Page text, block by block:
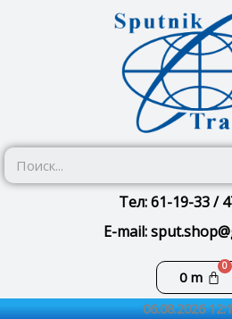
Тел: 61-19-33 /
E-mail:
0m
06.08.2026